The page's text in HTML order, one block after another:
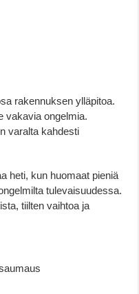
rakennuksen ylläpitoa.
vakavia ongelmia.
varalta kahdesti
heti, kun huomaat pieniä
tulevaisuudessa.
tiilten vaihtoa ja